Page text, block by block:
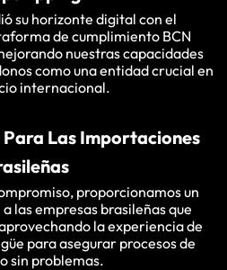
su horizonte digital con el
de cumplimiento BCN
nuestras capacidades
como una entidad crucial en
internacional.
Las Importaciones
proporcionamos un
las empresas brasileñas que
la experiencia de
para asegurar procesos de
sin problemas.